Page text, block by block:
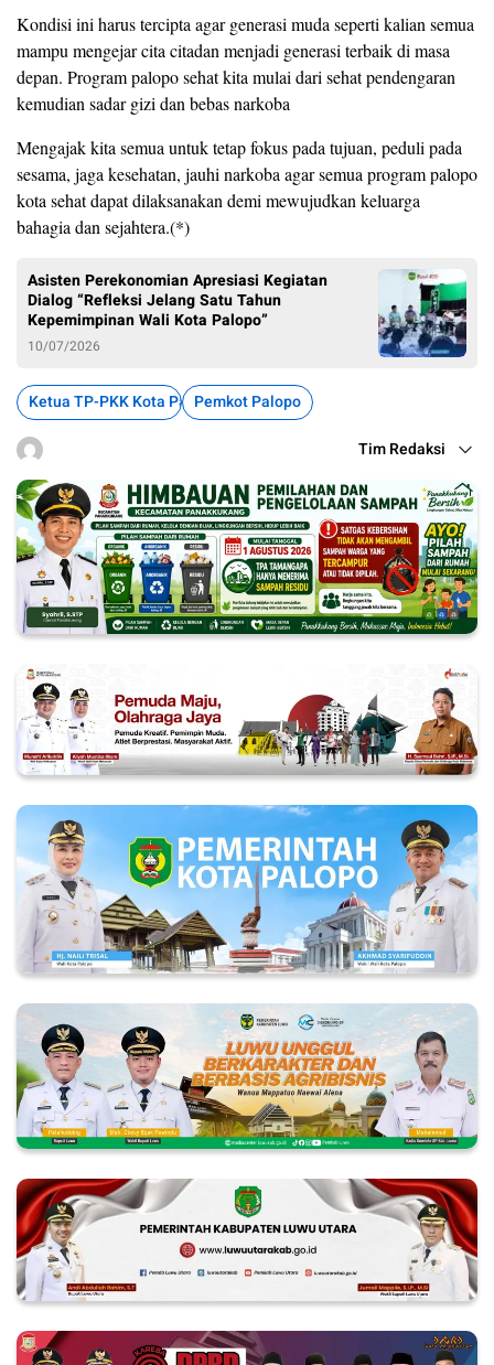
Kondisi ini harus tercipta agar generasi muda seperti kalian semua
mampu mengejar cita citadan menjadi generasi terbaik di masa
depan. Program palopo sehat kita mulai dari sehat pendengaran
kemudian sadar gizi dan bebas narkoba
Mengajak kita semua untuk tetap fokus pada tujuan, peduli pada
sesama, jaga kesehatan, jauhi narkoba agar semua program palopo
kota sehat dapat dilaksanakan demi mewujudkan keluarga
bahagia dan sejahtera.(*)
Asisten Perekonomian Apresiasi Kegiatan
Dialog “Refleksi Jelang Satu Tahun
Kepemimpinan Wali Kota Palopo”
10/07/2026
Ketua TP-PKK Kota PalopoPemkot Palopo
Tim Redaksi